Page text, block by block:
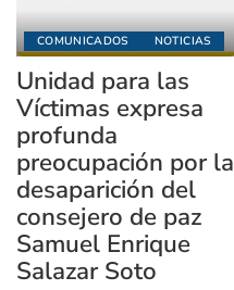
COMUNICADOS NOTICIAS
Unidad para las
Víctimas expresa
profunda
preocupación por la
desaparición del
consejero de paz
Samuel Enrique
Salazar Soto